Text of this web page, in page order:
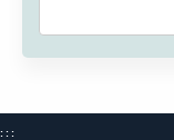
:::